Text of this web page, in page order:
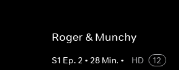
Roger & Munchy
S1 Ep.2 •28 Min. • HD
12